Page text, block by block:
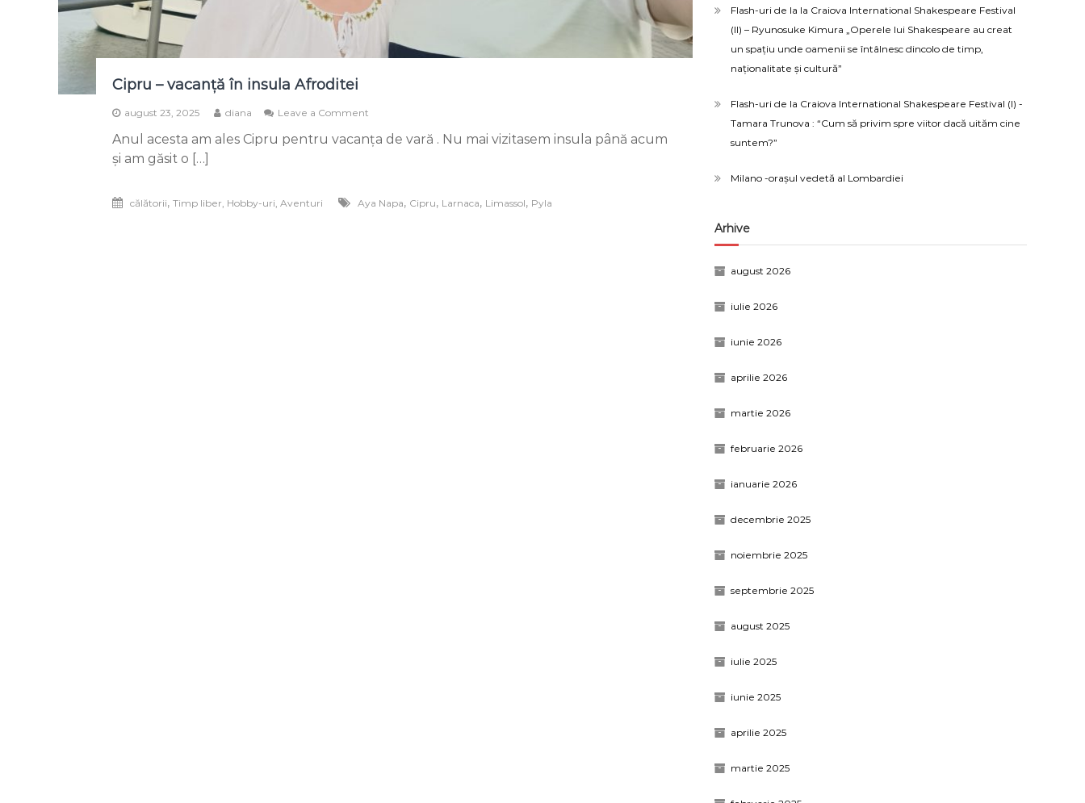
Cipru – vacanță în insula Afroditei
august 23, 2025 diana Leave a Comment
–
Afroditei
Anul acesta am ales Cipru pentru vacanța de vară . Nu mai vizitasem insula până acum
și am găsit o […]
călătorii,Timp liber, Hobby-uri, Aventuri Aya Napa, Cipru, Larnaca, Limassol, Pyla
Flash-uri de la la Craiova International Shakespeare Festival
(II) – Ryunosuke Kimura „Operele lui Shakespeare au creat
un spațiu unde oamenii se întâlnesc dincolo de timp,
naționalitate și cultură”
Flash-uri de la Craiova International Shakespeare Festival (I) -
Tamara Trunova : “Cum să privim spre viitor dacă uităm cine
suntem?”
Milano -orașul vedetă al Lombardiei
Arhive
august 2026
iulie 2026
iunie 2026
aprilie 2026
martie 2026
februarie 2026
ianuarie 2026
decembrie 2025
noiembrie 2025
septembrie 2025
august 2025
iulie 2025
iunie 2025
aprilie 2025
martie 2025